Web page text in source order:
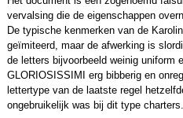
vervalsing die de eigenschappen
De typische kenmerken van de
geïmiteerd, maar de afwerking is
de letters bijvoorbeeld weinig uniform
GLORIOSISSIMI erg bibberig en
lettertype van de laatste regel
ongebruikelijk was bij dit type charters.